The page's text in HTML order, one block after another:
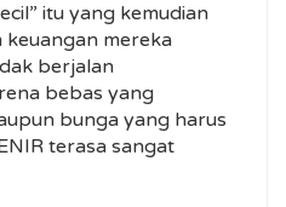
itu yang kemudian
keuangan mereka
berjalan
bebas yang
bunga yang harus
terasa sangat